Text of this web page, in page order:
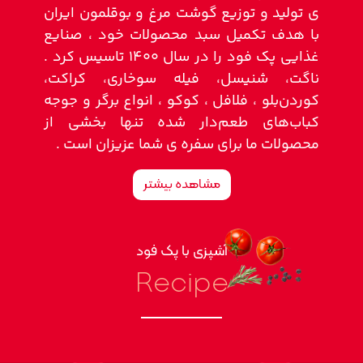
ی تولید و توزیع گوشت مرغ و بوقلمون ایران
با هدف تکمیل سبد محصولات خود ، صنایع
غذایی پک فود را در سال 1400 تاسیس کرد .
ناگت، شنیسل، فیله سوخاری، کراکت،
کوردن‌بلو ، فلافل ، کوکو ، انواع برگر و جوجه
کباب‌های طعم‌دار شده تنها بخشی از
محصولات ما برای سفره ی شما عزیزان است .
مشاهده بیشتر
آشپزی با پک فود
Recipe